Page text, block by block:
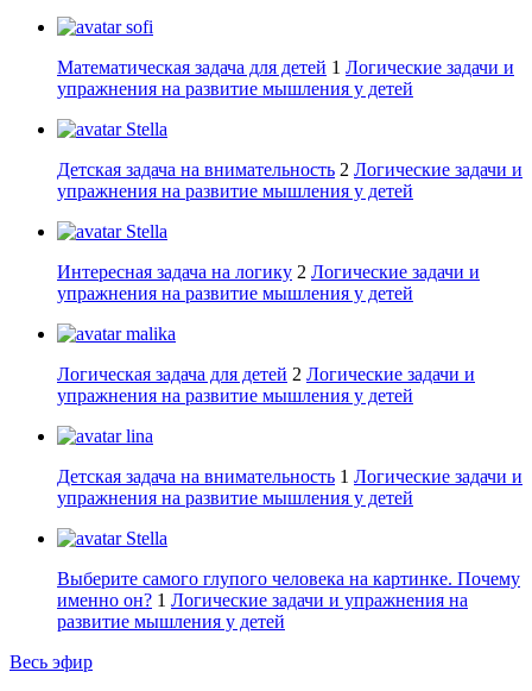
sofi
Математическая задача для детей 1 Логические задачи и
упражнения на развитие мышления у детей
Stella
Детская задача на внимательность 2 Логические задачи и
упражнения на развитие мышления у детей
Stella
Интересная задача на логику 2 Логические задачи и
упражнения на развитие мышления у детей
malika
Логическая задача для детей 2 Логические задачи и
упражнения на развитие мышления у детей
lina
Детская задача на внимательность 1 Логические задачи и
упражнения на развитие мышления у детей
Stella
Выберите самого глупого человека на картинке. Почему
именно он? 1 Логические задачи и упражнения на
развитие мышления у детей
Весь эфир